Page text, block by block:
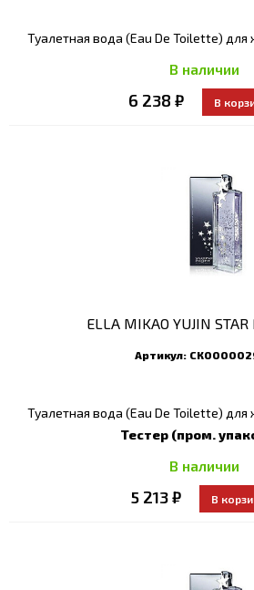
Туалетная вода (Eau De Toilette)
В наличии
6 238 ₽
ELLA MIKAO YUJIN
Артикул:
Туалетная вода (Eau De Toilette)
Тестер (пром.
В наличии
5 213 ₽